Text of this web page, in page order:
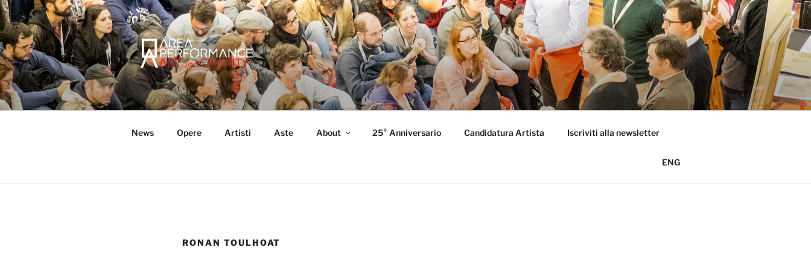
Salta
al
contenuto
AREA PERFORMANCE
Sito ufficiale della Onlus Area Performance.
News Opere Artisti Aste About 25° Anniversario Candidatura Artista Iscriviti alla newsletter
ENG
RONAN TOULHOAT